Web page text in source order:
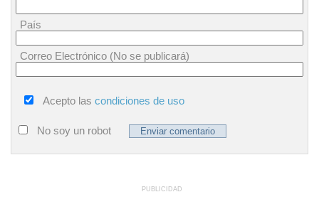
País
Correo Electrónico (No se publicará)
Acepto las condiciones de uso
No soy un robot
PUBLICIDAD